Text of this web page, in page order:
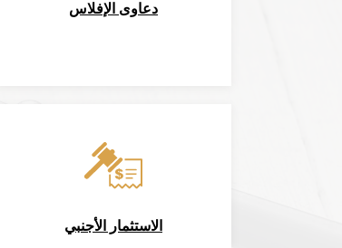
دعاوى الإفلاس
الاستثمار الأجنبي